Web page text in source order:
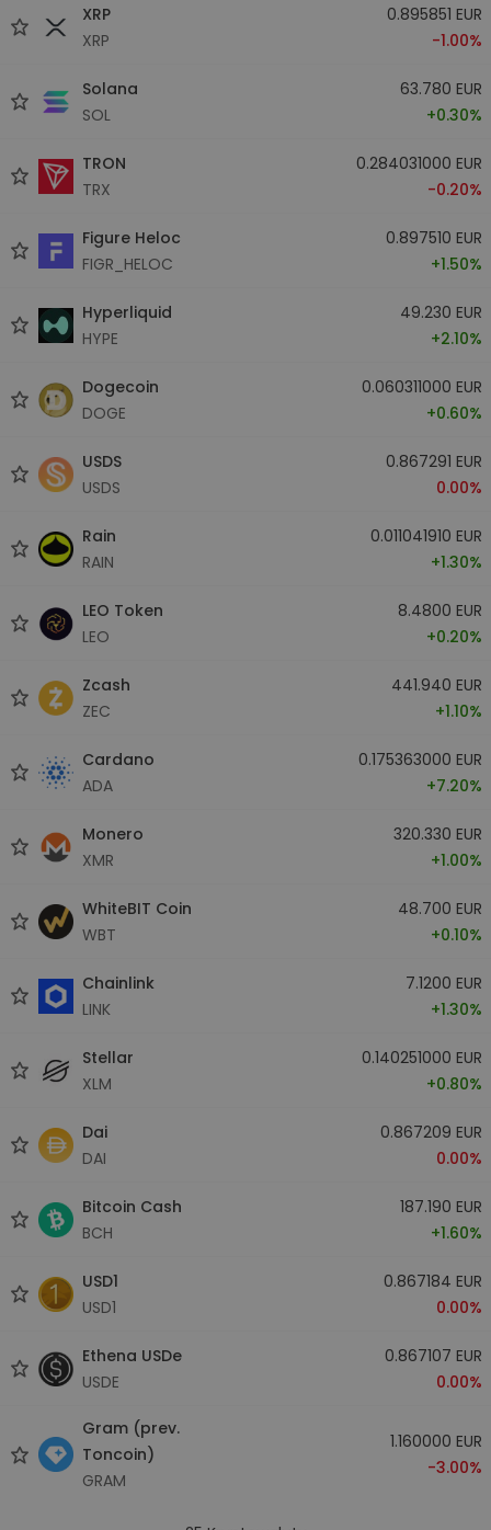
XRP
XRP
0.895851 EUR
-1.00%
Solana
SOL
63.780 EUR
+0.30%
TRON
TRX
0.284031000 EUR
-0.20%
Figure Heloc
FIGR_HELOC
0.897510 EUR
+1.50%
Hyperliquid
HYPE
49.230 EUR
+2.10%
Dogecoin
DOGE
0.060311000 EUR
+0.60%
USDS
USDS
0.867291 EUR
0.00%
Rain
RAIN
0.011041910 EUR
+1.30%
LEO Token
LEO
8.4800 EUR
+0.20%
Zcash
ZEC
441.940 EUR
+1.10%
Cardano
ADA
0.175363000 EUR
+7.20%
Monero
XMR
320.330 EUR
+1.00%
WhiteBIT Coin
WBT
48.700 EUR
+0.10%
Chainlink
LINK
7.1200 EUR
+1.30%
Stellar
XLM
0.140251000 EUR
+0.80%
Dai
DAI
0.867209 EUR
0.00%
Bitcoin Cash
BCH
187.190 EUR
+1.60%
USD1
USD1
0.867184 EUR
0.00%
Ethena USDe
USDE
0.867107 EUR
0.00%
Gram (prev.
Toncoin)
GRAM
1.160000 EUR
-3.00%